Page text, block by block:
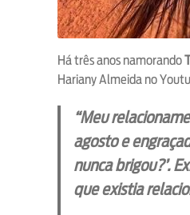
Há três anos namorando
Hariany Almeida no
“Meu
agosto e
nunca brigou?’.
que existia